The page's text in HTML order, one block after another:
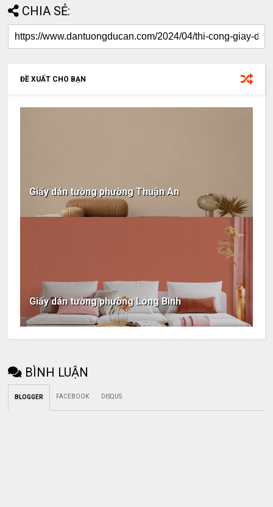
CHIA SẺ:
ĐỀ XUẤT CHO BẠN
Giấy dán tường phường Thuận An
Giấy dán tường phường Long Bình
BÌNH LUẬN
BLOGGER FACEBOOK DISQUS